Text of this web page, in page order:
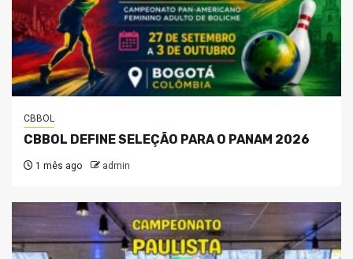
CBBOL
CBBOL DEFINE SELEÇÃO PARA O PANAM 2026
1 mês ago admin